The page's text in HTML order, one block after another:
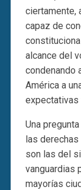
ciertamente,
capaz de
alcance del
condenando
América a
expectativas
Una
las
son las del
vanguardias
mayorías